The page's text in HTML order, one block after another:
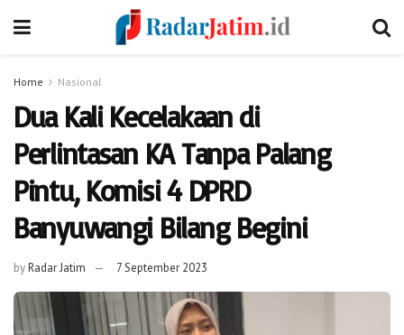
Home Nasional
Dua Kali Kecelakaan di
Perlintasan KA Tanpa Palang
Pintu, Komisi 4 DPRD
Banyuwangi Bilang Begini
byRadar Jatim 7 September 2023